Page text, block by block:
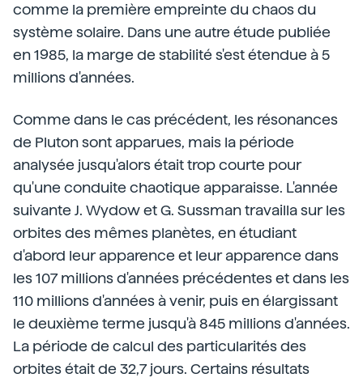
comme la première empreinte du chaos du
système solaire. Dans une autre étude publiée
en 1985, la marge de stabilité s'est étendue à 5
millions d'années.
Comme dans le cas précédent, les résonances
de Pluton sont apparues, mais la période
analysée jusqu'alors était trop courte pour
qu'une conduite chaotique apparaisse. L'année
suivante J. Wydow et G. Sussman travailla sur les
orbites des mêmes planètes, en étudiant
d'abord leur apparence et leur apparence dans
les 107 millions d'années précédentes et dans les
110 millions d'années à venir, puis en élargissant
le deuxième terme jusqu'à 845 millions d'années.
La période de calcul des particularités des
orbites était de 32,7 jours. Certains résultats